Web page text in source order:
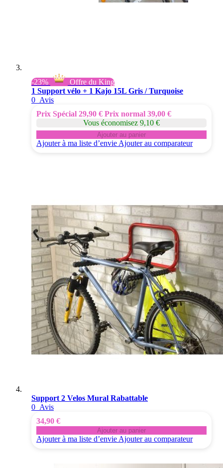
-23%
Offre du King
1 Support vélo + 1 Kajo 15L Gris / Turquoise
0 Avis
Prix Spécial 29,90 € Prix normal 39,00 €
Vous économisez 9,10 €
Ajouter au panier
Ajouter à ma liste d’envie Ajouter au comparateur
Support 2 Velos Mural Rabattable
0 Avis
34,90 €
Ajouter au panier
Ajouter à ma liste d’envie Ajouter au comparateur